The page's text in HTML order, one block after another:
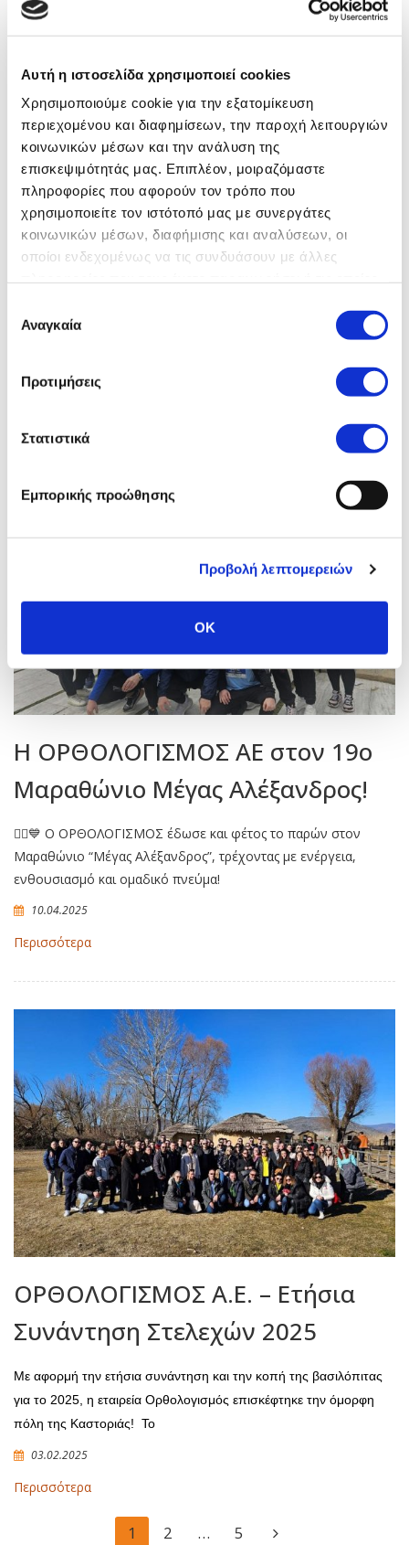
Αυτή η ιστοσελίδα χρησιμοποιεί cookies
Χρησιμοποιούμε cookie για την εξατομίκευση
περιεχομένου και διαφημίσεων, την παροχή λειτουργιών
κοινωνικών μέσων και την ανάλυση της
επισκεψιμότητάς μας. Επιπλέον, μοιραζόμαστε
πληροφορίες που αφορούν τον τρόπο που
χρησιμοποιείτε τον ιστότοπό μας με συνεργάτες
κοινωνικών μέσων, διαφήμισης και αναλύσεων, οι
οποίοι ενδεχομένως να τις συνδυάσουν με άλλες
των υπηρεσιών τους. Αν συνεχίσετε να χρησιμοποιείτε
την ιστοσελίδα μας, συναινείτε στη χρήση των cookies
Διαβάστε την Πολιτική Απορρήτου της
συγκατάθεσης
Αναγκαία
Προτιμήσεις
Στατιστικά
Εμπορικής προώθησης
Προβολή λεπτομερειών
OK
Η ΟΡΘΟΛΟΓΙΣΜΟΣ ΑΕ στηρίζει
τη Χορωδία ΚΟΡΑΗΣ
Με μεγάλη χαρά η ΟΡΘΟΛΟΓΙΣΜΟΣ στηρίζει τη Χορωδία
και του πολιτισμού. Η χορωδία, με το μοναδικό της ταλέντο και
την αφοσίωση που δείχνει
Η ΟΡΘΟΛΟΓΙΣΜΟΣ ΑΕ στον 19o
Μαραθώνιο Μέγας Αλέξανδρος!
🏃‍♀️💙 Ο ΟΡΘΟΛΟΓΙΣΜΟΣ έδωσε και φέτος το παρών στον
Μαραθώνιο “Μέγας Αλέξανδρος”, τρέχοντας με ενέργεια,
ενθουσιασμό και ομαδικό πνεύμα!
10.04.2025
Περισσότερα
ΟΡΘΟΛΟΓΙΣΜΟΣ Α.Ε. – Ετήσια
Συνάντηση Στελεχών 2025
Με αφορμή την ετήσια συνάντηση και την κοπή της βασιλόπιτας
για το 2025, η εταιρεία Ορθολογισμός επισκέφτηκε την όμορφη
πόλη της Καστοριάς! Το
03.02.2025
Περισσότερα
1 2 … 5